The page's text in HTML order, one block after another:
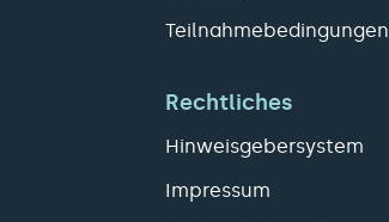
Teilnahmebedingungen
Rechtliches
Hinweisgebersystem
Impressum